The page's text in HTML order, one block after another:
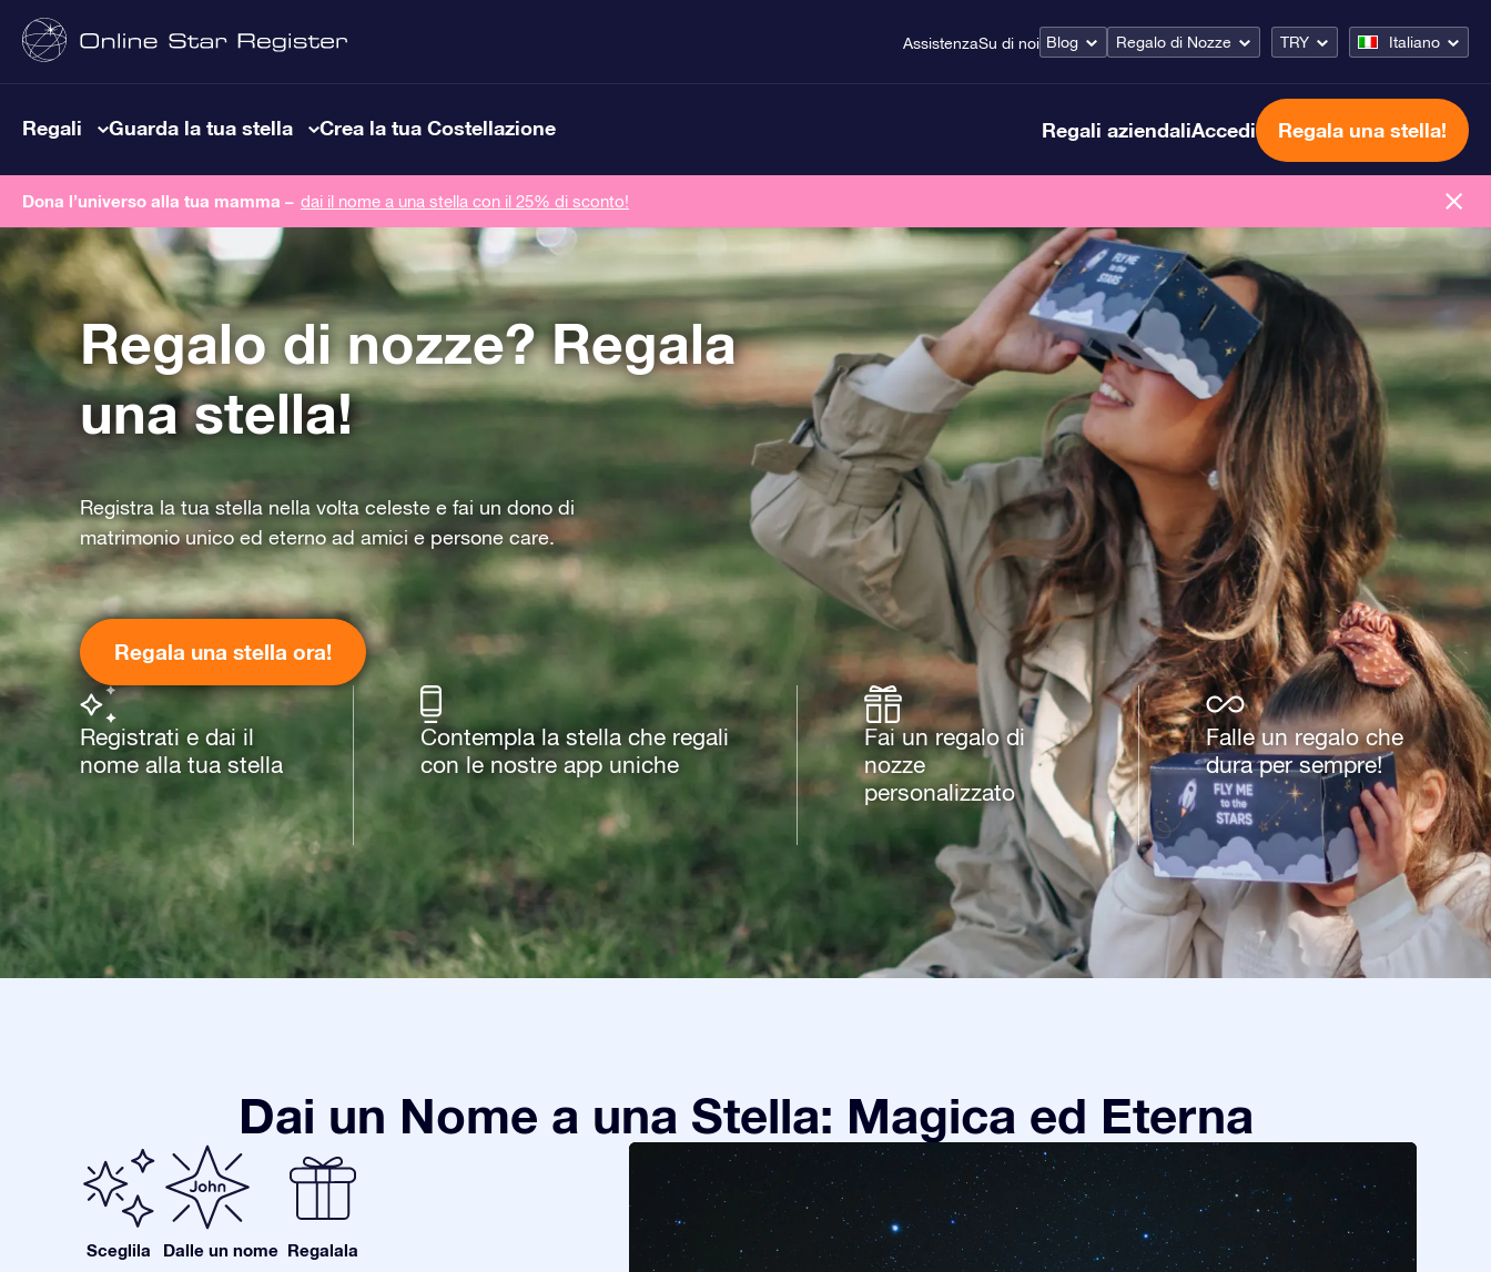
AssistenzaSu di noi Blog Regalo di Nozze TRY Italiano
Regali Guarda la tua stella Crea la tua Costellazione Regali aziendaliAccedi Regala una stella!
Dona l’universo alla tua mamma – dai il nome a una stella con il 25% di sconto!
Regalo di nozze? Regala
una stella!
Registra la tua stella nella volta celeste e fai un dono di
matrimonio unico ed eterno ad amici e persone care.
Regala una stella ora!
Registrati e dai il
nome alla tua stella
Contempla la stella che regali
con le nostre app uniche
Fai un regalo di
nozze
personalizzato
Falle un regalo che
dura per sempre!
Dai un Nome a una Stella: Magica ed Eterna
Sceglila Dalle un nome Regalala